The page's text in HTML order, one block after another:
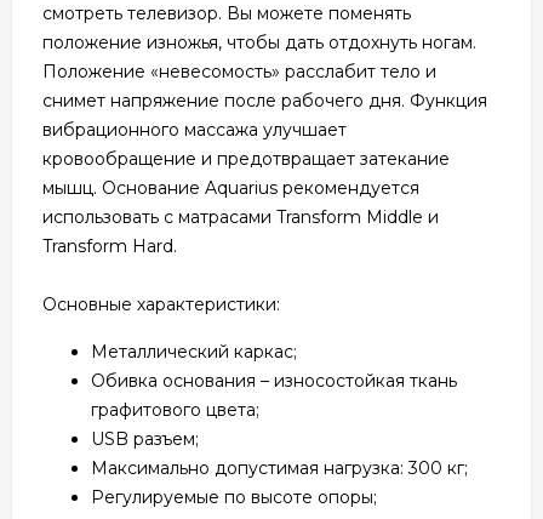
смотреть телевизор. Вы можете поменять
положение изножья, чтобы дать отдохнуть ногам.
Положение «невесомость» расслабит тело и
снимет напряжение после рабочего дня. Функция
вибрационного массажа улучшает
кровообращение и предотвращает затекание
мышц. Основание Aquarius рекомендуется
использовать с матрасами Transform Middle и
Transform Hard.
Основные характеристики:
Металлический каркас;
Обивка основания – износостойкая ткань
графитового цвета;
USB разъем;
Максимально допустимая нагрузка: 300 кг;
Регулируемые по высоте опоры;